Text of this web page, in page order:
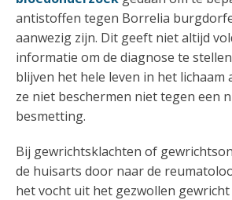
antistoffen tegen Borrelia
aanwezig zijn. Dit geeft niet altijd
informatie om de diagnose te
blijven het hele leven in het lichaam
ze niet beschermen niet tegen een
besmetting.
Bij gewrichtsklachten of
de huisarts door naar de
het vocht uit het gezwollen